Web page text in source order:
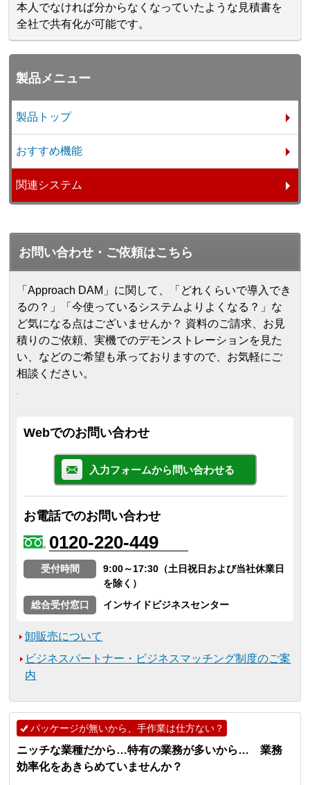
本人でなければ分からなくなっていたような見積書を
全社で共有化が可能です。
製品メニュー
製品トップ
おすすめ機能
関連システム
お問い合わせ・ご依頼はこちら
「Approach DAM」に関して、「どれくらいで導入でき
るの？」「今使っているシステムよりよくなる？」な
ど気になる点はございませんか？ 資料のご請求、お見
積りのご依頼、実機でのデモンストレーションを見た
い、などのご希望も承っておりますので、お気軽にご
相談ください。
Webでのお問い合わせ
入力フォームから問い合わせる
お電話でのお問い合わせ
0120-220-449
受付時間
9:00～17:30（土日祝日および当社休業日
を除く）
総合受付窓口
インサイドビジネスセンター
卸販売について
ビジネスパートナー・ビジネスマッチング制度のご案
内
パッケージが無いから、手作業は仕方ない？
ニッチな業種だから…特有の業務が多いから… 業務
効率化をあきらめていませんか？